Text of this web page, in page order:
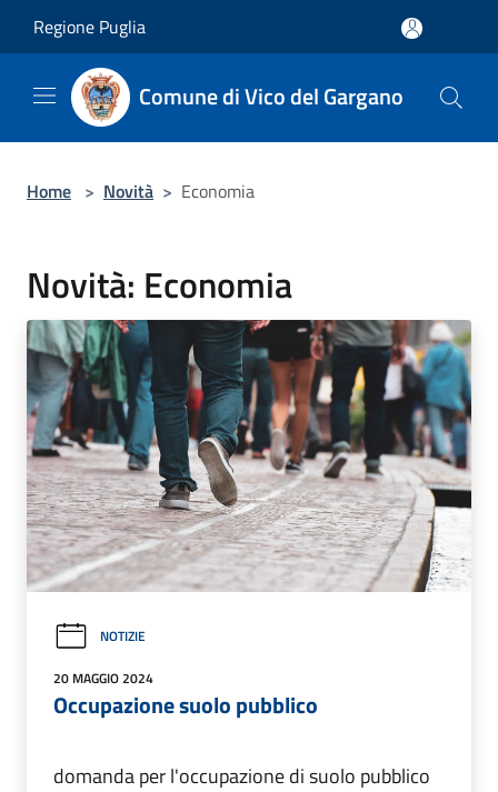
Regione Puglia
Comune di Vico del Gargano
Home > Novità > Economia
Novità: Economia
NOTIZIE
20 MAGGIO 2024
Occupazione suolo pubblico
domanda per l'occupazione di suolo pubblico